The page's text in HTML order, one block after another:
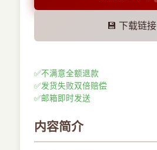
💾 下载链接
✅不满意全额退款
✅发货失败双倍赔偿
✅邮箱即时发送
内容简介